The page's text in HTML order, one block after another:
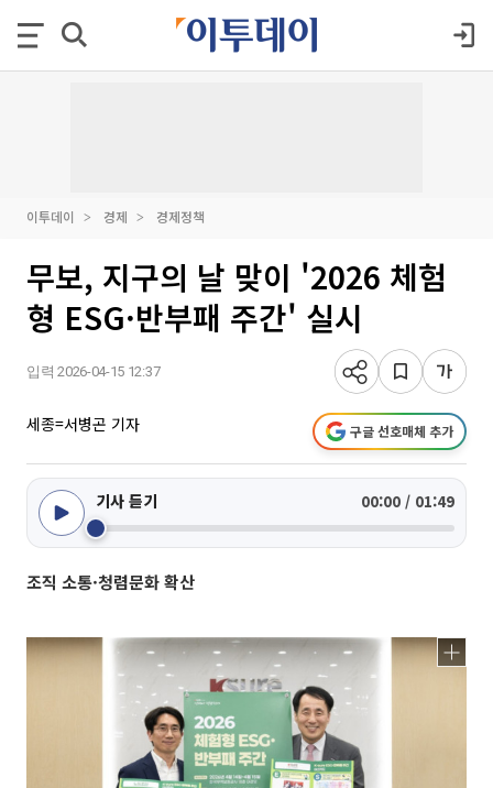
이투데이 경제 경제정책
무보, 지구의 날 맞이 '2026 체험
형 ESG·반부패 주간' 실시
입력 2026-04-15 12:37
세종=서병곤 기자 구글 선호매체 추가
기사 듣기 00:00 / 01:49
조직 소통·청렴문화 확산